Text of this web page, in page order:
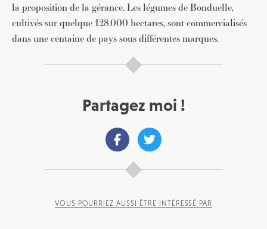
la proposition de la gérance. Les légumes de Bonduelle,
cultivés sur quelque 128.000 hectares, sont commercialisés
dans une centaine de pays sous différentes marques.
Partagez moi !
VOUS POURRIEZ AUSSI ÊTRE INTÉRESSÉ PAR